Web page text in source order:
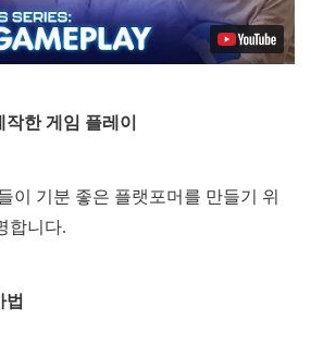
한 게임 플레이
이 기분 좋은 플랫포머를 만들기 위
합니다.
법